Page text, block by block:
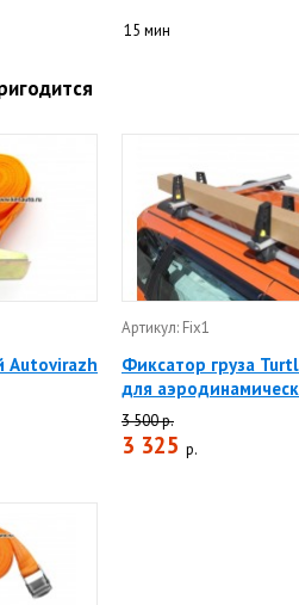
15 мин
Autovirazh
Артикул: Fix1
Фиксатор груза
для
3 500 р.
3 325 р.